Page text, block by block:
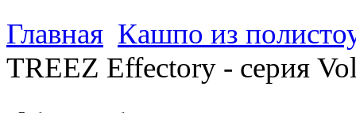
Главная Кашпо из
TREEZ Effectory - серия